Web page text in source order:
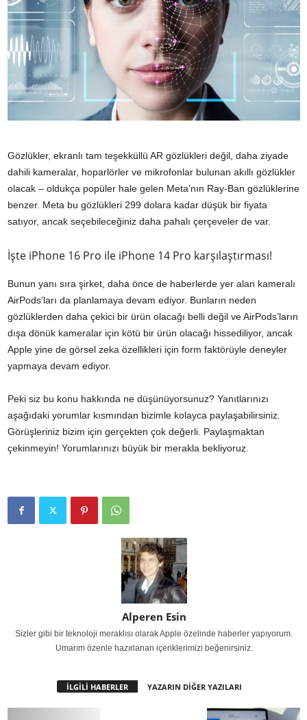
Gözlükler, ekranlı tam teşekküllü AR gözlükleri değil, daha ziyade
dahili kameralar, hoparlörler ve mikrofonlar bulunan akıllı gözlükler
olacak – oldukça popüler hale gelen Meta’nın Ray-Ban gözlüklerine
benzer. Meta bu gözlükleri 299 dolara kadar düşük bir fiyata
satıyor, ancak seçebileceğiniz daha pahalı çerçeveler de var.
İşte iPhone 16 Pro ile iPhone 14 Pro karşılaştırması!
Bunun yanı sıra şirket, daha önce de haberlerde yer alan kameralı
AirPods’ları da planlamaya devam ediyor. Bunların neden
gözlüklerden daha çekici bir ürün olacağı belli değil ve AirPods’ların
dışa dönük kameralar için kötü bir ürün olacağı hissediliyor, ancak
Apple yine de görsel zeka özellikleri için form faktörüyle deneyler
yapmaya devam ediyor.
Peki siz bu konu hakkında ne düşünüyorsunuz? Yanıtlarınızı
aşağıdaki yorumlar kısmından bizimle kolayca paylaşabilirsiniz.
Görüşleriniz bizim için gerçekten çok değerli. Paylaşmaktan
çekinmeyin! Yorumlarınızı büyük bir merakla bekliyoruz.
Alperen Esin
Sizler gibi bir teknoloji meraklısı olarak Apple özelinde haberler yapıyorum.
Umarım özenle hazırlanan içeriklerimizi beğenirsiniz.
İLGİLİ HABERLER YAZARIN DİĞER YAZILARI